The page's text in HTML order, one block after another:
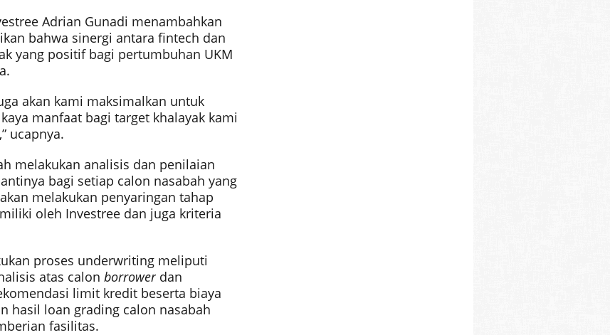
Adrian Gunadi menambahkan
bahwa sinergi antara fintech dan
yang positif bagi pertumbuhan UKM
akan kami maksimalkan untuk
manfaat bagi target khalayak kami
ucapnya.
melakukan analisis dan penilaian
bagi setiap calon nasabah yang
melakukan penyaringan tahap
oleh Investree dan juga kriteria
proses underwriting meliputi
atas calon borrower dan
limit kredit beserta biaya
hasil loan grading calon nasabah
fasilitas.